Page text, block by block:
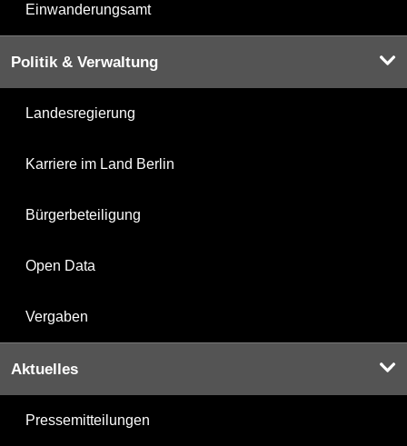
Einwanderungsamt
Politik & Verwaltung
Landesregierung
Karriere im Land Berlin
Bürgerbeteiligung
Open Data
Vergaben
Aktuelles
Pressemitteilungen